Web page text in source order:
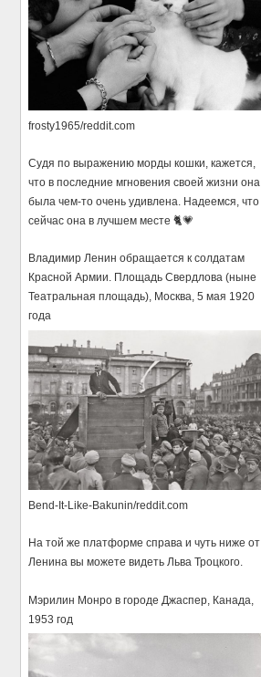
frosty1965/reddit.com
Судя по выражению морды кошки, кажется,
что в последние мгновения своей жизни она
была чем-то очень удивлена. Надеемся, что
сейчас она в лучшем месте 🐈💗
Владимир Ленин обращается к солдатам
Красной Армии. Площадь Свердлова (ныне
Театральная площадь), Москва, 5 мая 1920
года
Bend-It-Like-Bakunin/reddit.com
На той же платформе справа и чуть ниже от
Ленина вы можете видеть Льва Троцкого.
Мэрилин Монро в городе Джаспер, Канада,
1953 год